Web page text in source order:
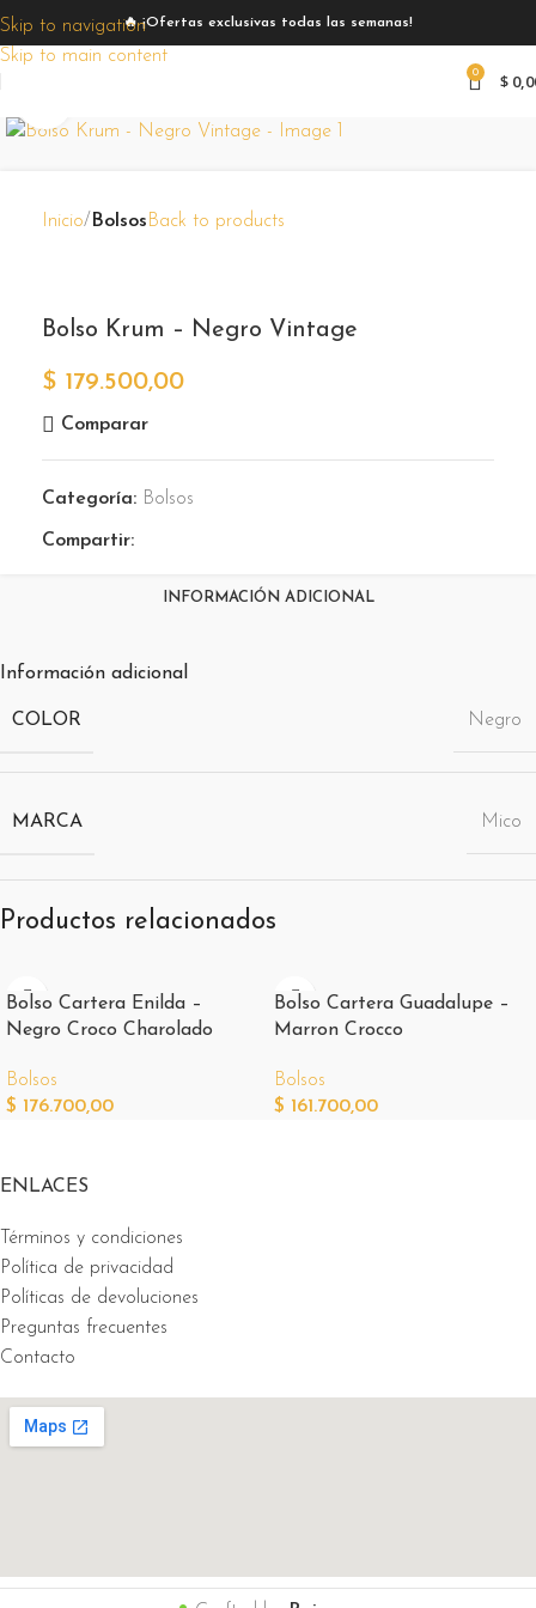
Skip to navigation
Skip to main content
🔥 ¡Ofertas exclusivas todas las semanas!
0 $
Inicio BolsosBack to products
Bolso Krum – Negro Vintage
$ 179.500,00
Comparar
Categoría: Bolsos
Compartir:
INFORMACIÓN ADICIONAL
Información adicional
COLOR Negro
MARCA Mico
Productos relacionados
Bolso Cartera Enilda –
Negro Croco Charolado
Bolsos
$ 176.700,00
Bolso Cartera Guadalupe –
Marron Crocco
Bolsos
$ 161.700,00
ENLACES
Términos y condiciones
Política de privacidad
Políticas de devoluciones
Preguntas frecuentes
Contacto